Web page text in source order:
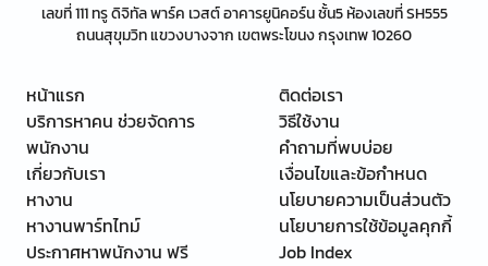
เลขที่ 111 ทรู ดิจิทัล พาร์ค เวสต์ อาคารยูนิคอร์น ชั้น5 ห้องเลขที่ SH555
ถนนสุขุมวิท แขวงบางจาก เขตพระโขนง กรุงเทพ 10260
หน้าแรก
บริการหาคน ช่วยจัดการ
พนักงาน
เกี่ยวกับเรา
หางาน
หางานพาร์ทไทม์
ประกาศหาพนักงาน ฟรี
ติดต่อเรา
วิธีใช้งาน
คำถามที่พบบ่อย
เงื่อนไขและข้อกำหนด
นโยบายความเป็นส่วนตัว
นโยบายการใช้ข้อมูลคุกกี้
Job Index